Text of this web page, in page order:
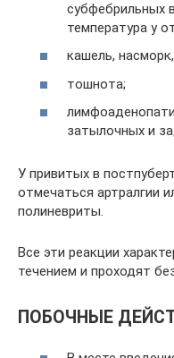
субфебрильных
температура у
кашель,
тошнота;
затылочных и
У привитых в
отмечаться артралгии
полиневриты.
Все эти реакции
течением и проходят
ПОБОЧНЫЕ